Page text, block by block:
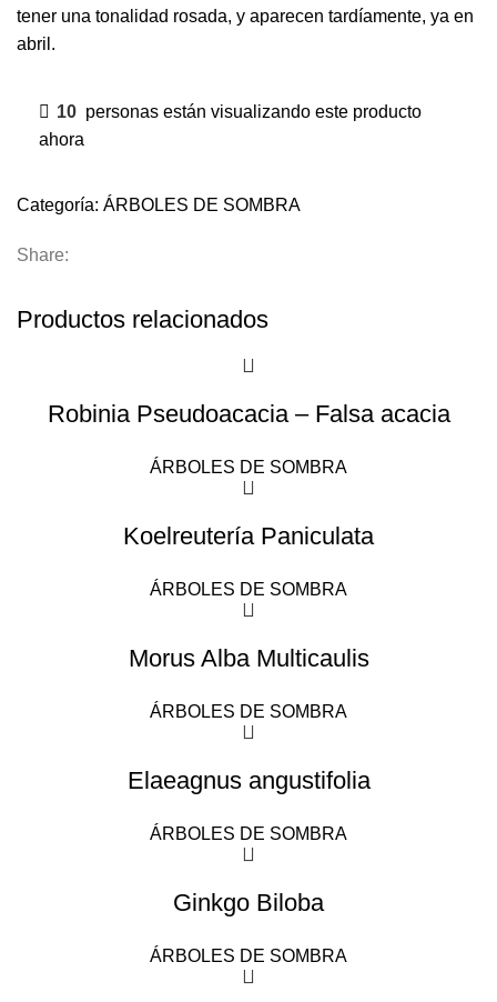
tener una tonalidad rosada, y aparecen tardíamente, ya en
abril.
10 personas están visualizando este producto
ahora
Categoría: ÁRBOLES DE SOMBRA
Share:
Productos relacionados
Robinia Pseudoacacia – Falsa acacia
ÁRBOLES DE SOMBRA
Koelreutería Paniculata
ÁRBOLES DE SOMBRA
Morus Alba Multicaulis
ÁRBOLES DE SOMBRA
Elaeagnus angustifolia
ÁRBOLES DE SOMBRA
Ginkgo Biloba
ÁRBOLES DE SOMBRA